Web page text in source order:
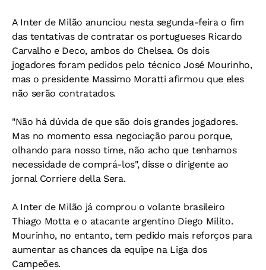
A Inter de Milão anunciou nesta segunda-feira o fim
das tentativas de contratar os portugueses Ricardo
Carvalho e Deco, ambos do Chelsea. Os dois
jogadores foram pedidos pelo técnico José Mourinho,
mas o presidente Massimo Moratti afirmou que eles
não serão contratados.
"Não há dúvida de que são dois grandes jogadores.
Mas no momento essa negociação parou porque,
olhando para nosso time, não acho que tenhamos
necessidade de comprá-los", disse o dirigente ao
jornal Corriere della Sera.
A Inter de Milão já comprou o volante brasileiro
Thiago Motta e o atacante argentino Diego Milito.
Mourinho, no entanto, tem pedido mais reforços para
aumentar as chances da equipe na Liga dos
Campeões.